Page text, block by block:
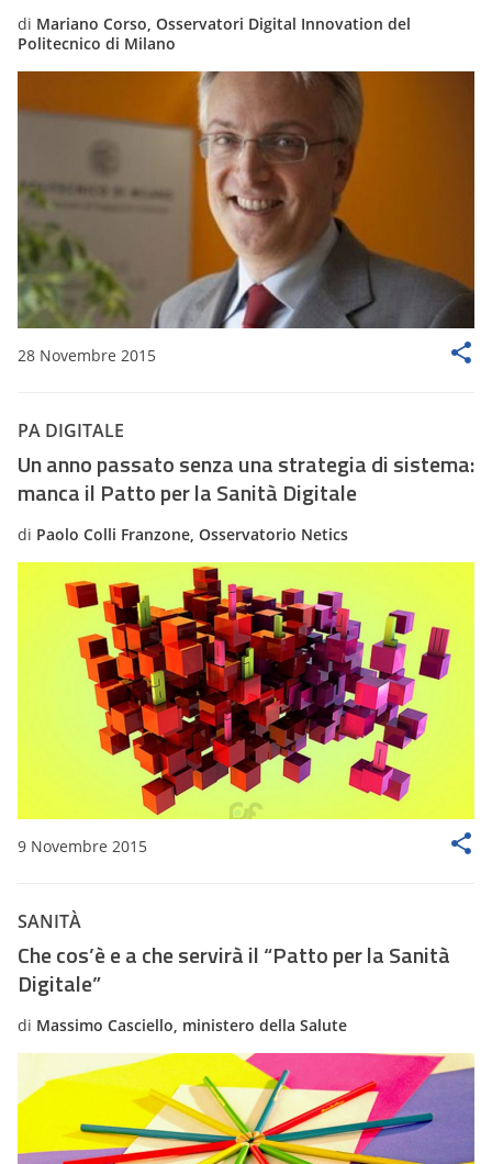
di Mariano Corso, Osservatori Digital Innovation del
Politecnico di Milano
28 Novembre 2015
PA DIGITALE
Un anno passato senza una strategia di sistema:
manca il Patto per la Sanità Digitale
di Paolo Colli Franzone, Osservatorio Netics
9 Novembre 2015
SANITÀ
Che cos’è e a che servirà il “Patto per la Sanità
Digitale”
di Massimo Casciello, ministero della Salute